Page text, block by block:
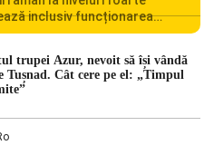
inclusiv funcționarea
România se confruntă
din punct de vedere
[…]
trupei Azur, nevoit să își vândă
Tușnad. Cât cere pe el: „Timpul